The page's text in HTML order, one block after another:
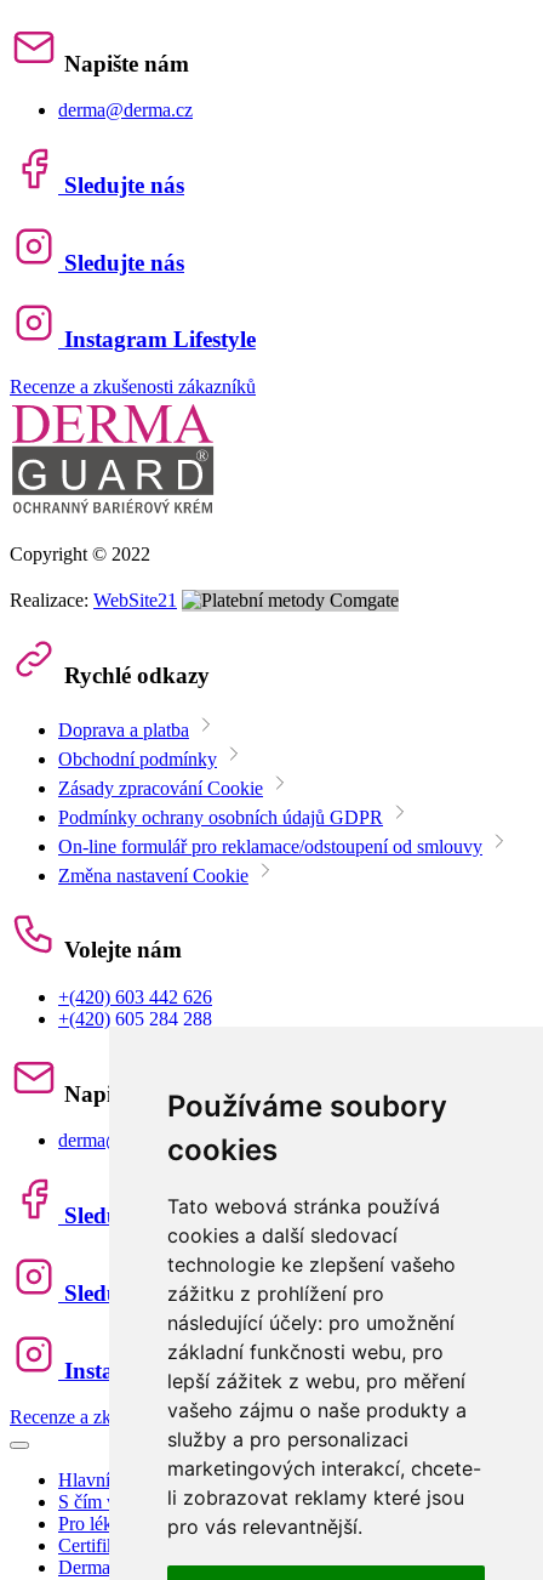
Používáme soubory
cookies
Tato webová stránka používá
cookies a další sledovací
technologie ke zlepšení vašeho
zážitku z prohlížení pro
následující účely: pro umožnění
základní funkčnosti webu, pro
lepší zážitek z webu, pro měření
vašeho zájmu o naše produkty a
služby a pro personalizaci
marketingových interakcí, chcete-
li zobrazovat reklamy které jsou
pro vás relevantnější.
Napište nám
derma@derma.cz
Sledujte nás
Sledujte nás
Instagram Lifestyle
Recenze a zkušenosti zákazníků
Copyright © 2022
Realizace: WebSite21
Rychlé odkazy
Doprava a platba
Obchodní podmínky
Zásady zpracování Cookie
Podmínky ochrany osobních údajů GDPR
On-line formulář pro reklamace/odstoupení od smlouvy
Změna nastavení Cookie
Volejte nám
+(420) 603 442 626
+(420) 605 284 288
Napište nám
derma@derma.cz
Sledujte nás
Sledujte nás
Instagram Lifestyle
Recenze a zkušenosti zákazníků
Hlavní strana
S čím vám pomůžeme
Pro lékaře a sestry
Certifikovaná ochranná pomůcka
Dermatologie blog